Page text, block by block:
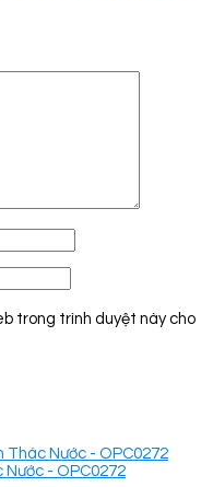
trong trình duyệt này cho